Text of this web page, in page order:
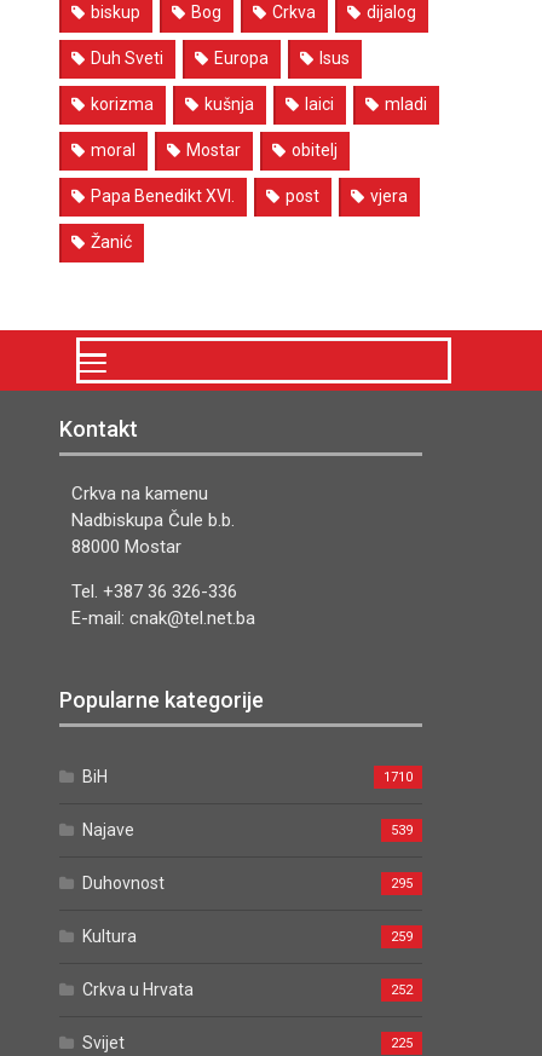
biskup Bog Crkva dijalog
Duh Sveti Europa Isus
korizma kušnja laici mladi
moral Mostar obitelj
Papa Benedikt XVI. post vjera
Žanić
Kontakt
Crkva na kamenu
Nadbiskupa Čule b.b.
88000 Mostar
Tel. +387 36 326-336
E-mail: cnak@tel.net.ba
Popularne kategorije
BiH 1710
Najave 539
Duhovnost 295
Kultura 259
Crkva u Hrvata 252
Svijet 225